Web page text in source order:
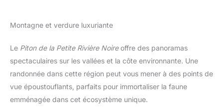
Montagne et verdure luxuriante
Le Piton de la Petite Rivière Noireoffre des panoramas
spectaculaires sur les vallées et la côte environnante. Une
randonnée dans cette région peut vous mener à des points de
vue époustouflants, parfaits pour immortaliser la faune
emménagée dans cet écosystème unique.